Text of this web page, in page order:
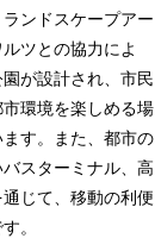
ンドスケープアー
ツとの協力によ
が設計され、市民
環境を楽しめる場
す。また、都市の
スターミナル、高
じて、移動の利便
。